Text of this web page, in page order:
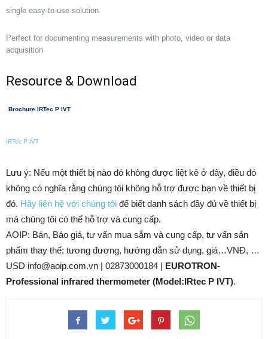
single easy-to-use solution.
Perfect for documenting measurements with photo, video or data
acquisition
Resource & Download
Brochure IRTec P IVT
IRTec P IVT
Lưu ý: Nếu một thiết bị nào đó không được liệt kê ở đây, điều đó
không có nghĩa rằng chúng tôi không hỗ trợ được bạn về thiết bị
đó. Hãy liên hệ với chúng tôi để biết danh sách đầy đủ về thiết bị
mà chúng tôi có thể hỗ trợ và cung cấp.
AOIP: Bán, Báo giá, tư vấn mua sắm và cung cấp, tư vấn sản
phẩm thay thế; tương đương, hướng dẫn sử dụng, giá…VNĐ, …
USD info@aoip.com.vn | 02873000184 | EUROTRON-
Professional infrared thermometer (Model:IRtec P IVT).